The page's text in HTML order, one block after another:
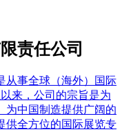
责任公司
从事全球（海外）国际
来，公司的宗旨是为
为中国制造提供广阔的
供全方位的国际展览专